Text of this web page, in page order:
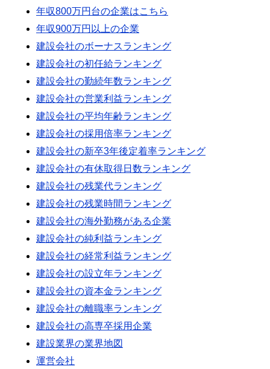
年収800万円台の企業はこちら
年収900万円以上の企業
建設会社のボーナスランキング
建設会社の初任給ランキング
建設会社の勤続年数ランキング
建設会社の営業利益ランキング
建設会社の平均年齢ランキング
建設会社の採用倍率ランキング
建設会社の新卒3年後定着率ランキング
建設会社の有休取得日数ランキング
建設会社の残業代ランキング
建設会社の残業時間ランキング
建設会社の海外勤務がある企業
建設会社の純利益ランキング
建設会社の経常利益ランキング
建設会社の設立年ランキング
建設会社の資本金ランキング
建設会社の離職率ランキング
建設会社の高専卒採用企業
建設業界の業界地図
運営会社